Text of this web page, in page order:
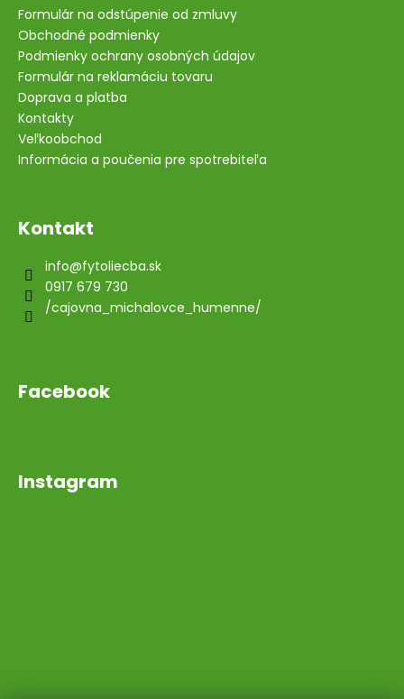
Formulár na odstúpenie od zmluvy
Obchodné podmienky
Podmienky ochrany osobných údajov
Formulár na reklamáciu tovaru
Doprava a platba
Kontakty
Veľkoobchod
Informácia a poučenia pre spotrebiteľa
Kontakt
info@fytoliecba.sk
0917 679 730
/cajovna_michalovce_humenne/
Facebook
Instagram